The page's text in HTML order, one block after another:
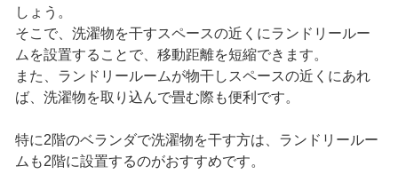
しょう。
そこで、洗濯物を干すスペースの近くにランドリールー
ムを設置することで、移動距離を短縮できます。
また、ランドリールームが物干しスペースの近くにあれ
ば、洗濯物を取り込んで畳む際も便利です。
特に2階のベランダで洗濯物を干す方は、ランドリールー
ムも2階に設置するのがおすすめです。